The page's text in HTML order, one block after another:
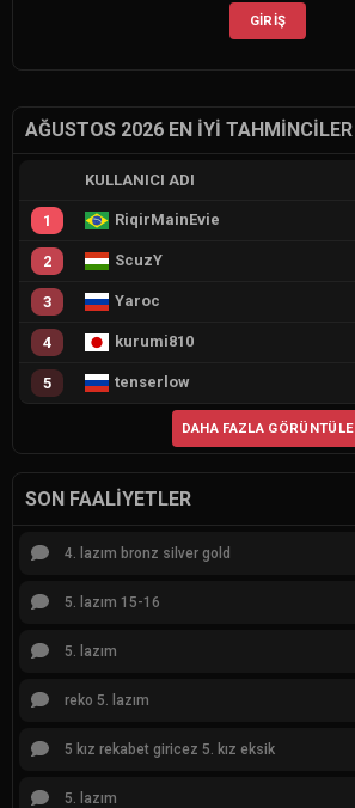
GIRIŞ
AĞUSTOS 2026 EN İYI TAHMINCILER
KULLANICI ADI
1 RiqirMainEvie
2 ScuzY
3 Yaroc
4 kurumi810
5 tenserlow
DAHA FAZLA GÖRÜNTÜLE
SON FAALIYETLER
4. lazım bronz silver gold
5. lazım 15-16
5. lazım
reko 5. lazım
5 kız rekabet giricez 5. kız eksik
5. lazım